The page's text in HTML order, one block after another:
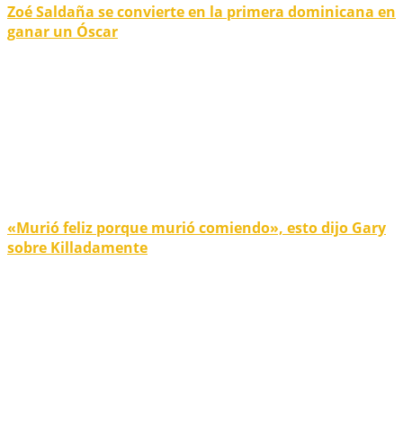
Zoé Saldaña se convierte en la primera dominicana en
ganar un Óscar
«Murió feliz porque murió comiendo», esto dijo Gary
sobre Killadamente